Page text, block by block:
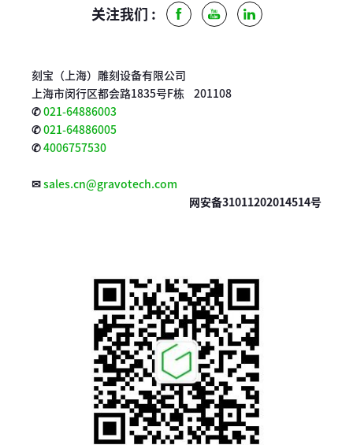
关注我们 : FacebookYoutubeLinkedIn
刻宝（上海）雕刻设备有限公司
上海市闵行区都会路1835号F栋 201108
✆021-64886003
✆021-64886005
✆4006757530
✉sales.cn@gravotech.com
网安备31011202014514号